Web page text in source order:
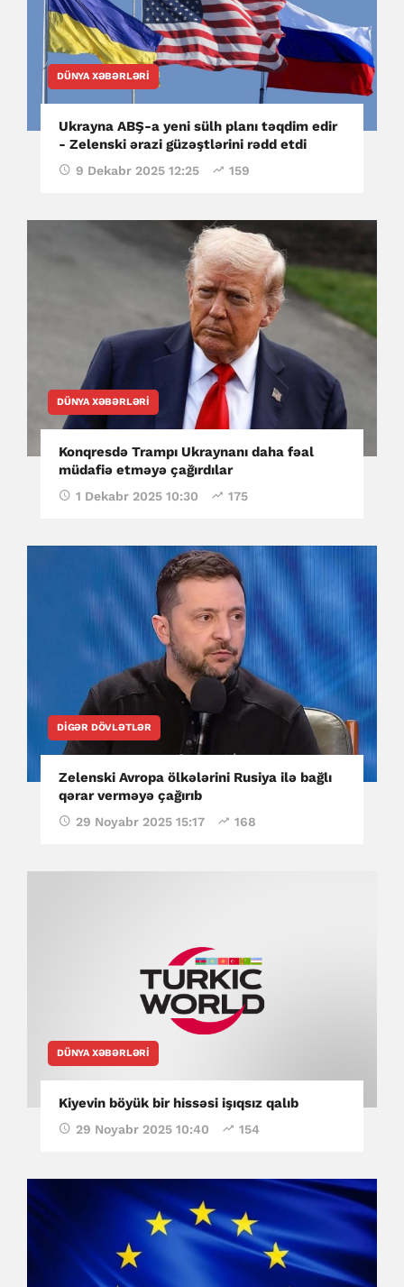
DÜNYA XƏBƏRLƏRI
Ukrayna ABŞ-a yeni sülh planı təqdim edir
- Zelenski ərazi güzəştlərini rədd etdi
9 Dekabr 2025 12:25 159
DÜNYA XƏBƏRLƏRI
Konqresdə Trampı Ukraynanı daha fəal
müdafiə etməyə çağırdılar
1 Dekabr 2025 10:30 175
DIGƏR DÖVLƏTLƏR
Zelenski Avropa ölkələrini Rusiya ilə bağlı
qərar verməyə çağırıb
29 Noyabr 2025 15:17 168
DÜNYA XƏBƏRLƏRI
Kiyevin böyük bir hissəsi işıqsız qalıb
29 Noyabr 2025 10:40 154